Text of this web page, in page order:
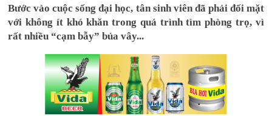
Bước vào cuộc sống đại học, tân sinh viên đã phải đối mặt
với không ít khó khăn trong quá trình tìm phòng trọ, vì
rất nhiều “cạm bẫy” bủa vây...